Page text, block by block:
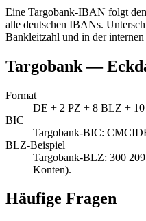
Eine Targobank-IBAN folgt
alle deutschen IBANs.
Bankleitzahl und in der
Targobank—
Format
DE + 2 PZ + 8 BLZ +
BIC
Targobank-BIC:
BLZ-Beispiel
Targobank-BLZ: 300
Konten).
Häufige Fragen